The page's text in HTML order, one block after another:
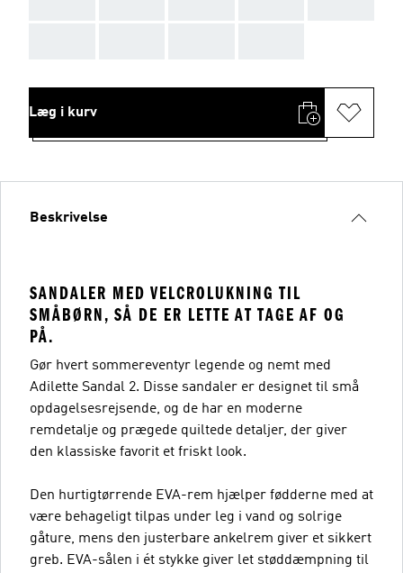
Læg i kurv
Beskrivelse
SANDALER MED VELCROLUKNING TIL
SMÅBØRN, SÅ DE ER LETTE AT TAGE AF OG
PÅ.
Gør hvert sommereventyr legende og nemt med
Adilette Sandal 2. Disse sandaler er designet til små
opdagelsesrejsende, og de har en moderne
remdetalje og prægede quiltede detaljer, der giver
den klassiske favorit et friskt look.
Den hurtigtørrende EVA-rem hjælper fødderne med at
være behageligt tilpas under leg i vand og solrige
gåture, mens den justerbare ankelrem giver et sikkert
greb. EVA-sålen i ét stykke giver let støddæmpning til